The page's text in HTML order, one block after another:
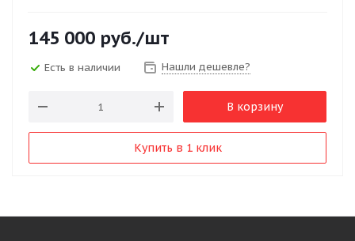
145 000 руб./шт
Есть в наличии Нашли дешевле?
В корзину
Купить в 1 клик